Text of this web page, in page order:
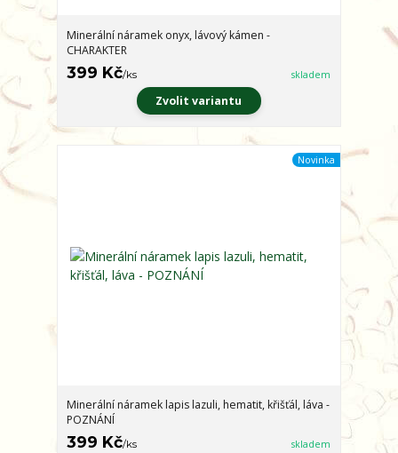
Minerální náramek onyx, lávový kámen -
CHARAKTER
399 Kč/ks skladem
Zvolit variantu
Novinka
Minerální náramek lapis lazuli, hematit, křišťál, láva -
POZNÁNÍ
399 Kč/ks skladem